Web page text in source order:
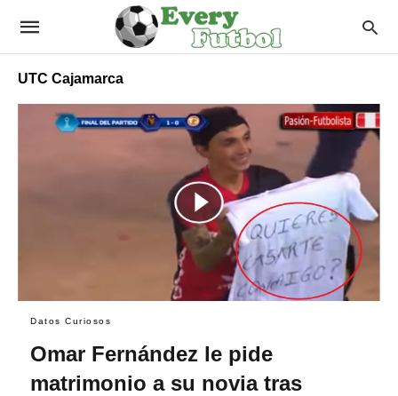
UTC Cajamarca
Datos Curiosos
Omar Fernández le pide
matrimonio a su novia tras